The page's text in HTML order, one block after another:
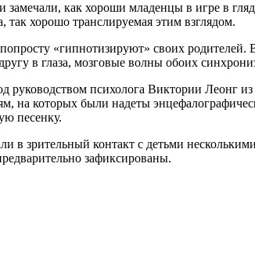
как хороши младенцы в игре в
так хорошо транслируемая этим взглядом.
«гипнотизируют» своих родителей.
в глаза, мозговые волны обоих
руководством психолога Виктории Леонг
на которых были надеты
песенку.
в зрительный контакт с детьми
зафиксированы.